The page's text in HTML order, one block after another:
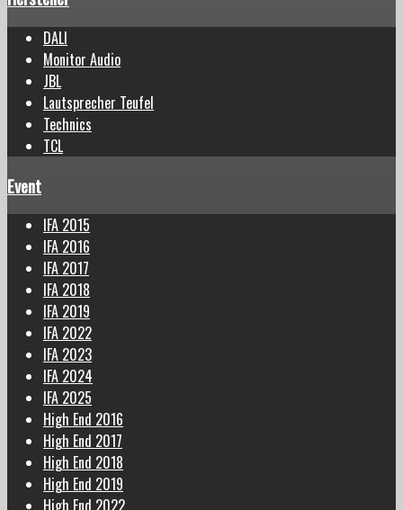
DALI
Monitor Audio
JBL
Lautsprecher Teufel
Technics
TCL
Event
IFA 2015
IFA 2016
IFA 2017
IFA 2018
IFA 2019
IFA 2022
IFA 2023
IFA 2024
IFA 2025
High End 2016
High End 2017
High End 2018
High End 2019